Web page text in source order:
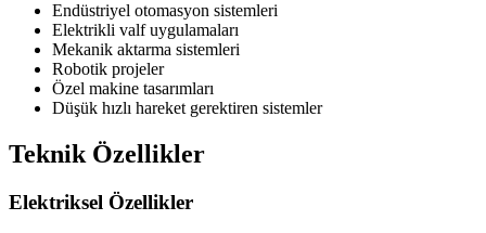
Endüstriyel otomasyon sistemleri
Elektrikli valf uygulamaları
Mekanik aktarma sistemleri
Robotik projeler
Özel makine tasarımları
Düşük hızlı hareket gerektiren sistemler
Teknik Özellikler
Elektriksel Özellikler